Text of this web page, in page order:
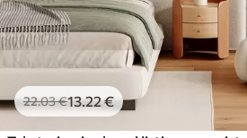
22.03€13.22€